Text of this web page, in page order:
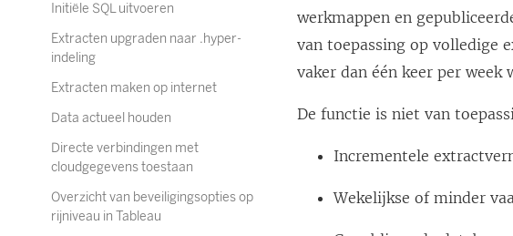
Initiële SQL uitvoeren
Extracten upgraden naar .hyper-
indeling
Extracten maken op internet
Data actueel houden
Directe verbindingen met
cloudgegevens toestaan
Overzicht van beveiligingsopties op
rijniveau in Tableau
werkmappen en
van toepassing op volledige
vaker dan één keer per week
De functie is niet van
Incrementele
Wekelijkse of minder